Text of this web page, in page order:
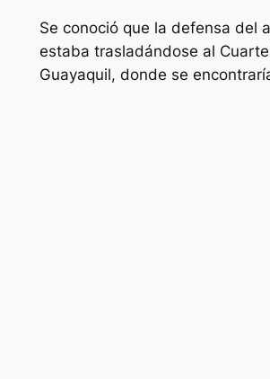
Se conoció que la defensa del
estaba trasladándose al
Guayaquil, donde se